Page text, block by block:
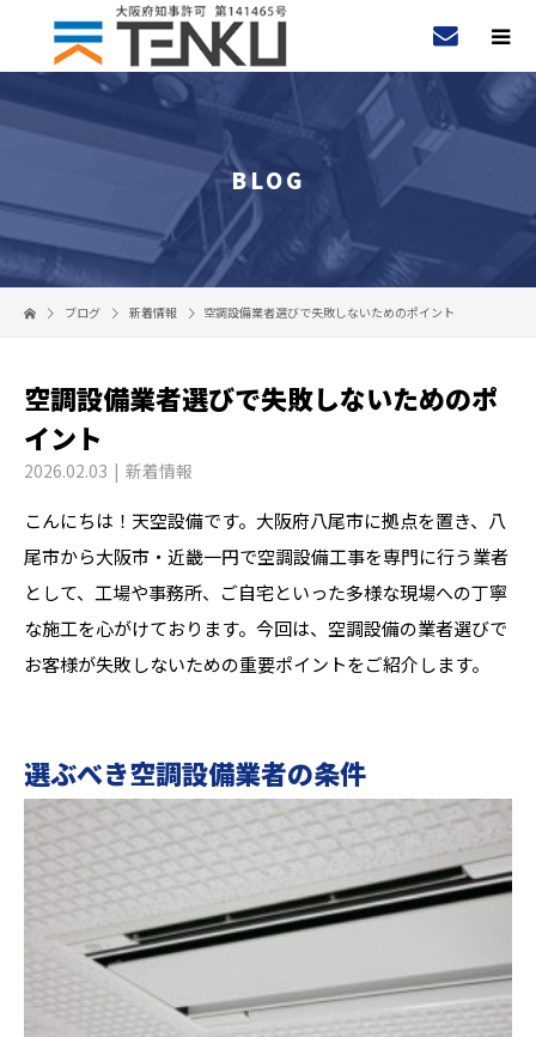
BLOG
ブログ 新着情報 空調設備業者選びで失敗しないためのポイント
空調設備業者選びで失敗しないためのポ
イント
2026.02.03 新着情報
こんにちは！天空設備です。大阪府八尾市に拠点を置き、八
尾市から大阪市・近畿一円で空調設備工事を専門に行う業者
として、工場や事務所、ご自宅といった多様な現場への丁寧
な施工を心がけております。今回は、空調設備の業者選びで
お客様が失敗しないための重要ポイントをご紹介します。
選ぶべき空調設備業者の条件